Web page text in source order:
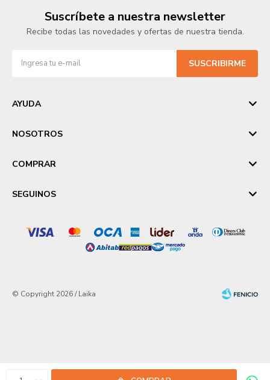
Suscríbete a nuestra newsletter
Recibe todas las novedades y ofertas de nuestra tienda.
SUSCRIBIRME
AYUDA
NOSOTROS
COMPRAR
SEGUINOS
© Copyright 2026 / Laika